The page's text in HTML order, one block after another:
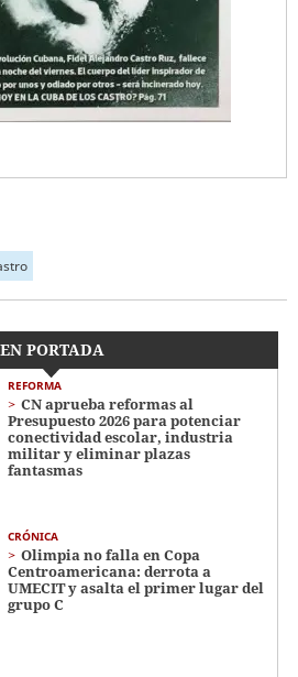
EN PORTADA
REFORMA
CN aprueba reformas al
Presupuesto 2026 para potenciar
conectividad escolar, industria
militar y eliminar plazas
fantasmas
CRÓNICA
Olimpia no falla en Copa
Centroamericana: derrota a
UMECIT y asalta el primer lugar del
grupo C